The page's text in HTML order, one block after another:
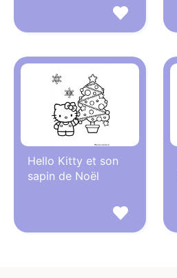
Hello Kitty et son
sapin de Noël